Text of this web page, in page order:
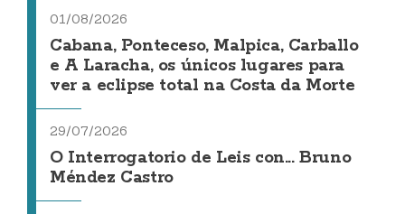
01/08/2026
Cabana, Ponteceso, Malpica, Carballo
e A Laracha, os únicos lugares para
ver a eclipse total na Costa da Morte
29/07/2026
O Interrogatorio de Leis con... Bruno
Méndez Castro